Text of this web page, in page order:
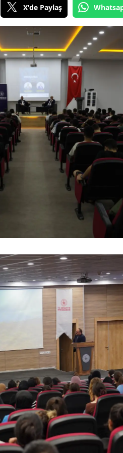
Çorum
Elazığ
Eskişehir
İstanbul
X'de Paylaş